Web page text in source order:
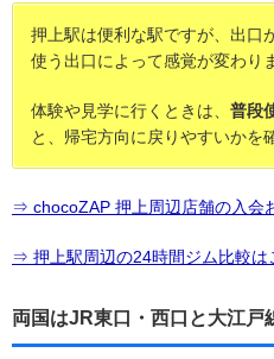
押上駅は便利な駅ですが、出口
使う出口によって感覚が変わり
体験や見学に行くときは、 普段
と、帰宅方向に戻りやすいかを
⇒ chocoZAP 押上周辺店舗の入会
⇒ 押上駅周辺の24時間ジム比較は
両国はJR東口・西口と大江戸